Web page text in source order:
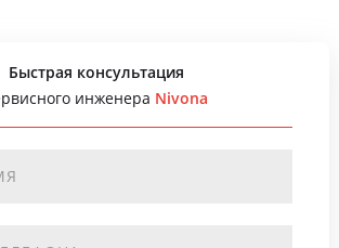
Быстрая консультация
инженера Nivona